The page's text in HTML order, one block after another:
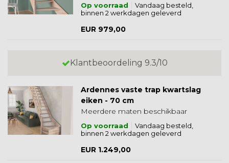
Op voorraad
Vandaag besteld,
binnen 2 werkdagen geleverd
EUR 979,00
Klantbeoordeling 9.3/10
Ardennes vaste trap kwartslag
eiken - 70 cm
Meerdere maten beschikbaar
Op voorraad
Vandaag besteld,
binnen 2 werkdagen geleverd
EUR 1.249,00